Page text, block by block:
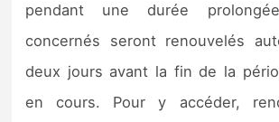
pendant une durée
concernés seront renouvelés
deux jours avant la fin de la
en cours. Pour y accéder,